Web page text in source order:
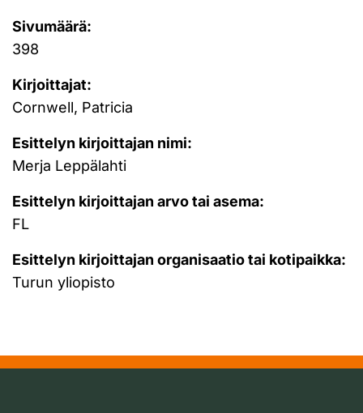
Sivumäärä:
398
Kirjoittajat:
Cornwell, Patricia
Esittelyn kirjoittajan nimi:
Merja Leppälahti
Esittelyn kirjoittajan arvo tai asema:
FL
Esittelyn kirjoittajan organisaatio tai kotipaikka:
Turun yliopisto